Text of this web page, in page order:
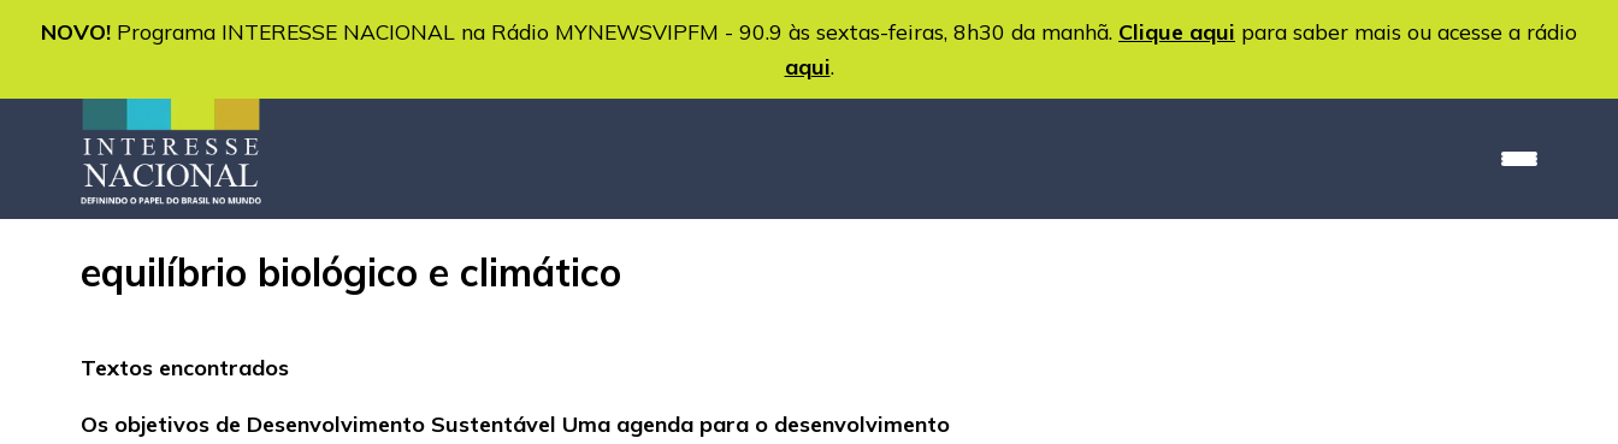
NOVO! Programa INTERESSE NACIONAL na Rádio MYNEWSVIPFM - 90.9 às sextas-feiras, 8h30 da manhã. Clique aqui para saber mais ou acesse a rádio
aqui.
equilíbrio biológico e climático
Textos encontrados
Os objetivos de Desenvolvimento Sustentável Uma agenda para o desenvolvimento